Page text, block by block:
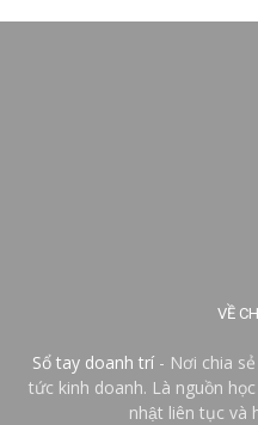
VỀ
Sổ tay doanh trí - Nơi chia
tức kinh doanh. Là nguồn
nhật liên tục và